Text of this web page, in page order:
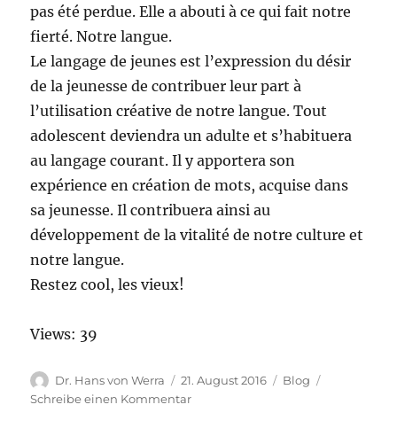
pas été perdue. Elle a abouti à ce qui fait notre
fierté. Notre langue.
Le langage de jeunes est l’expression du désir
de la jeunesse de contribuer leur part à
l’utilisation créative de notre langue. Tout
adolescent deviendra un adulte et s’habituera
au langage courant. Il y apportera son
expérience en création de mots, acquise dans
sa jeunesse. Il contribuera ainsi au
développement de la vitalité de notre culture et
notre langue.
Restez cool, les vieux!
Views: 39
Autor
Dr. Hans von Werra
Veröffentlicht
am
21. August 2016 Kategorien
Blog
Schreibe einen Kommentarzu